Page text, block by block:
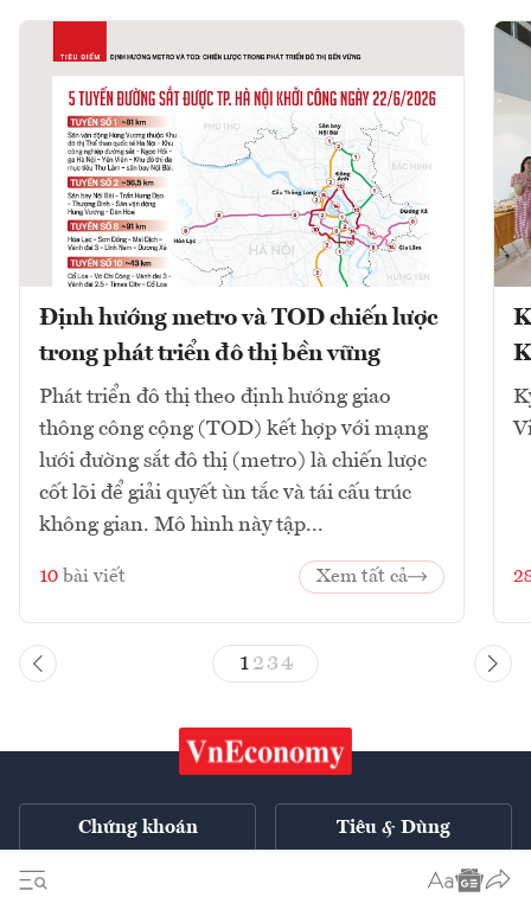
Định hướng metro và TOD chiến lược
trong phát triển đô thị bền vững
Phát triển đô thị theo định hướng giao
thông công cộng (TOD) kết hợp với mạng
lưới đường sắt đô thị (metro) là chiến lược
cốt lõi để giải quyết ùn tắc và tái cấu trúc
không gian. Mô hình này tập...
10 bài viết Xem tất cả
1 23 4
Chứng khoán Tiêu & Dùng